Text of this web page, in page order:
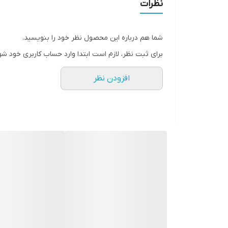
نظرات
شما هم درباره این محصول نظر خود را بنویسید.
برای ثبت نظر، لازم است ابتدا وارد حساب کاربری خود
افزودن نظر